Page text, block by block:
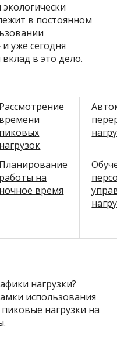
в постоянном
уже сегодня
в это дело.
Рассмотрение
времени
пиковых
нагрузок
Планирование
работы на
ночное время
нагрузки?
использования
нагрузки на